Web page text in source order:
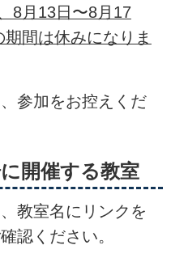
8月13日〜8月17
間は休みになりま
参加をお控えくだ
開催する教室
教室名にリンクを
認ください。